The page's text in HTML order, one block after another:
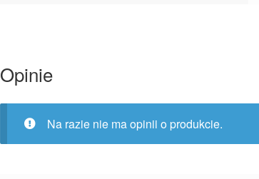
Opinie
Na razie nie ma opinii o produkcie.